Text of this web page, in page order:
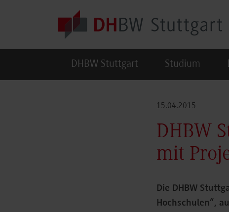
DHBW Stuttgart Studium
15.04.2015
DHBW
mit
Die DHBW
Hochschulen“,